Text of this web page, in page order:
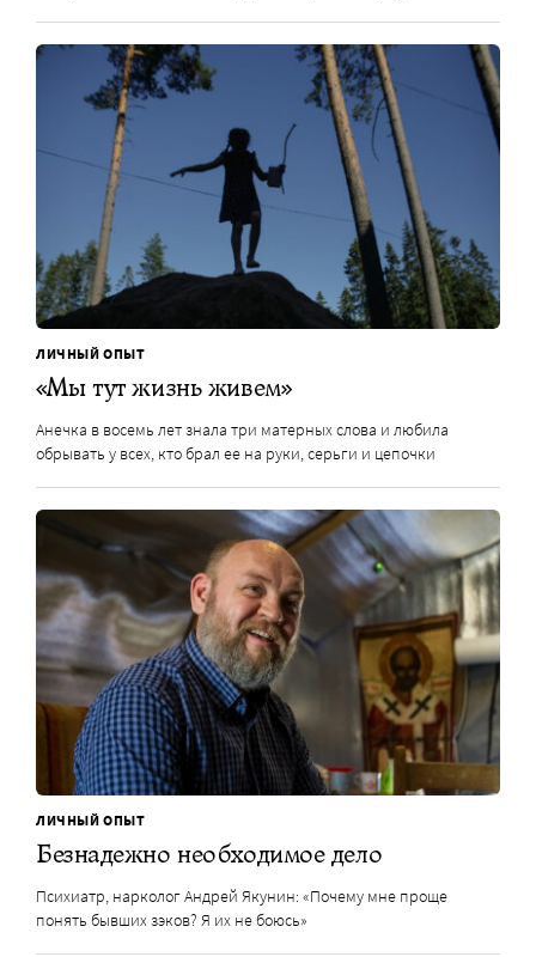
ЛИЧНЫЙ ОПЫТ
«Мы тут жизнь живем»
Анечка в восемь лет знала три матерных слова и любила
обрывать у всех, кто брал ее на руки, серьги и цепочки
ЛИЧНЫЙ ОПЫТ
Безнадежно необходимое дело
Психиатр, нарколог Андрей Якунин: «Почему мне проще
понять бывших зэков? Я их не боюсь»